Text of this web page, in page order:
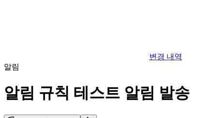
변경 내역
알림
알림 규칙 테스트 알림 발송